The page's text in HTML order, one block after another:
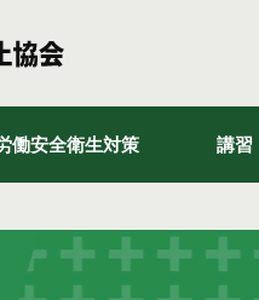
働安全衛生対策 講習